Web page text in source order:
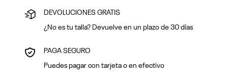
DEVOLUCIONES GRATIS
¿No es tu talla? Devuelve en un plazo de 30 días
PAGA SEGURO
Puedes pagar con tarjeta o en efectivo